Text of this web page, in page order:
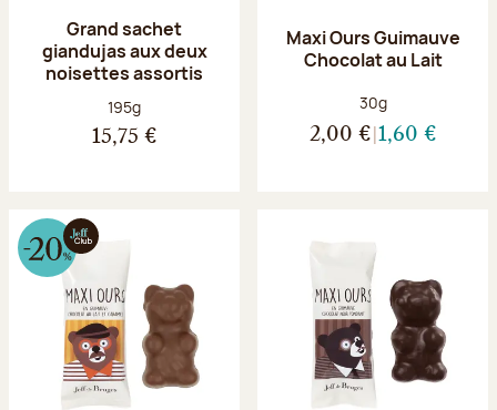
Grand sachet
giandujas aux deux
noisettes assortis
Poids net :
195g
15,75 €
Maxi Ours Guimauve
Chocolat au Lait
Poids net :
30g
2,00 € 1,60 €